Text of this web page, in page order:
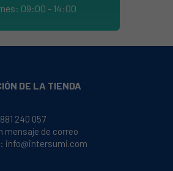
09:00 - 14:00
DE LA TIENDA
881 240 057
mensaje de correo
info@intersumi.com